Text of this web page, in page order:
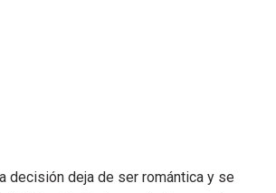
decisión deja de ser romántica y se